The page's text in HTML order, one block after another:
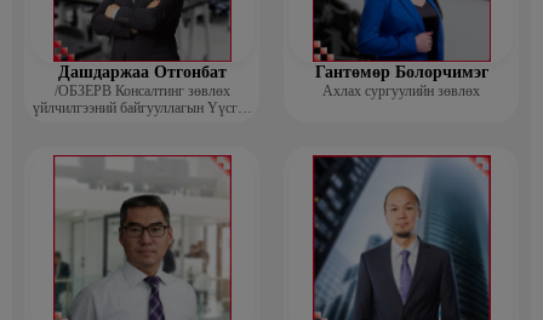
Дашдаржаа Отгонбат
/ОБЗЕРВ Консалтинг зөвлөх
үйлчилгээний байгууллагын Үүсгэн
Гантөмөр Болорчимэг
Ахлах сургуулийн зөвлөх